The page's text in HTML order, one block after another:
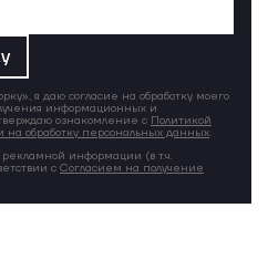
я даю согласие на обработку моего
информационных и
ознакомление с Политикой
на обработку персональных данных.
информации (в т.ч.
с Согласием на получение